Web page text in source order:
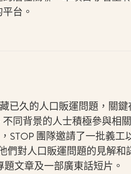
台。
已久的人口販運問題，關
同背景的人士積極參與相
STOP 團隊邀請了一批義工
們對人口販運問題的見解
題文章及一部廣東話短片。